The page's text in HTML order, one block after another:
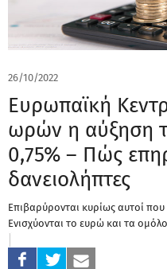
26/10/2022
Ευρωπαϊκή
ωρών η αύξηση
0,75% – Πώς
δανειολήπτες
Επιβαρύρονται κυρίως αυτοί που
Ενισχύονται το ευρώ και τα